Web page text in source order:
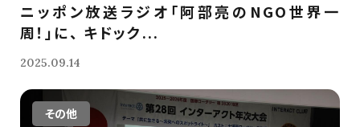
ニッポン放送ラジオ「阿部亮のNGO世界一
周！」に、 キドック...
2025.09.14
その他